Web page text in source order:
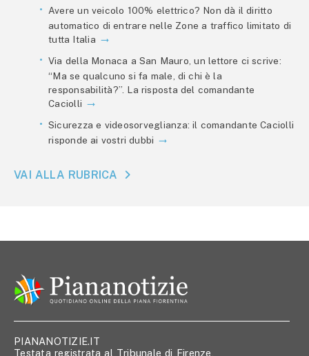
Avere un veicolo 100% elettrico? Non dà il diritto
automatico di entrare nelle Zone a traffico limitato di
tutta Italia
Via della Monaca a San Mauro, un lettore ci scrive:
“Ma se qualcuno si fa male, di chi è la
responsabilità?”. La risposta del comandante
Caciolli
Sicurezza e videosorveglianza: il comandante Caciolli
risponde ai vostri dubbi
VAI ALLA RUBRICA
PIANANOTIZIE.IT
Testata registrata al Tribunale di Firenze,